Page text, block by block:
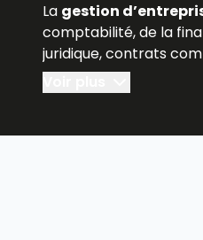
La gestion
comptabilité, de la
juridique, contrats